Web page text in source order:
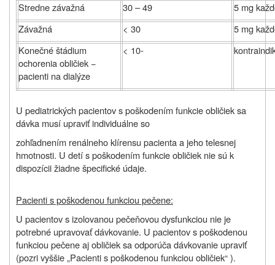
Stredne závažná
30 – 49
5 mg
Závažná
< 30
5 mg
Konečné štádium
ochorenia obličiek −
pacienti na dialýze
< 10-
U pediatrických pacientov s poškodením funkcie obličiek sa
dávka musí upraviť individuálne so
zohľadnením renálneho klírensu pacienta a jeho telesnej
hmotnosti. U detí s poškodením funkcie obličiek nie sú k
dispozícii žiadne špecifické údaje.
Pacienti s poškodenou funkciou pečene:
U pacientov s izolovanou pečeňovou dysfunkciou nie je
potrebné upravovať dávkovanie. U pacientov s poškodenou
funkciou pečene aj obličiek sa odporúča dávkovanie upraviť
(pozri vyššie „Pacienti s poškodenou funkciou obličiek“ ).